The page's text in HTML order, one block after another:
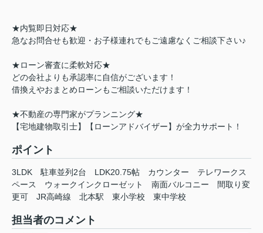
★内覧即日対応★
急なお問合せも歓迎・お子様連れでもご遠慮なくご相談下さい♪
★ローン審査に柔軟対応★
どの会社よりも承認率に自信がございます！
借換えやおまとめローンもご相談いただけます！
★不動産の専門家がプランニング★
【宅地建物取引士】【ローンアドバイザー】が全力サポート！
ポイント
3LDK 駐車並列2台 LDK20.75帖 カウンター
テレワークス
ペース
ウォークインクローゼット 南面バルコニー
間取り変
更可
JR高崎線 北本駅 東小学校 東中学校
担当者のコメント